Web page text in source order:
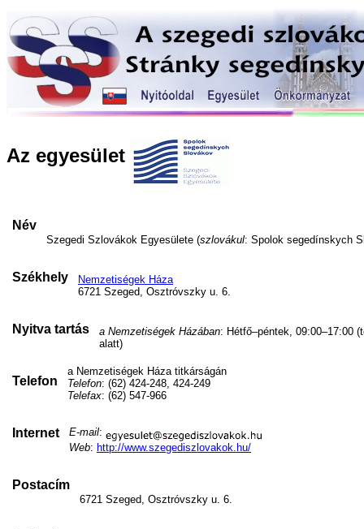
Az egyesület
Név
Szegedi Szlovákok Egyesülete (szlovákul: Spolok segedínskych
Székhely
Nemzetiségek Háza
6721 Szeged, Osztróvszky u. 6.
Nyitva tartás a Nemzetiségek Házában: Hétfő–péntek, 09:00–17:00
alatt)
Telefon
a Nemzetiségek Háza titkárságán
Telefon: (62) 424-248, 424-249
Telefax: (62) 547-966
Internet E-mail:
Web: http://www.szegediszlovakok.hu/
Postacím
6721 Szeged, Osztróvszky u. 6.